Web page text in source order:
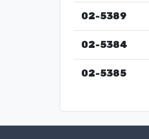
02-5389
02-5384
02-5385